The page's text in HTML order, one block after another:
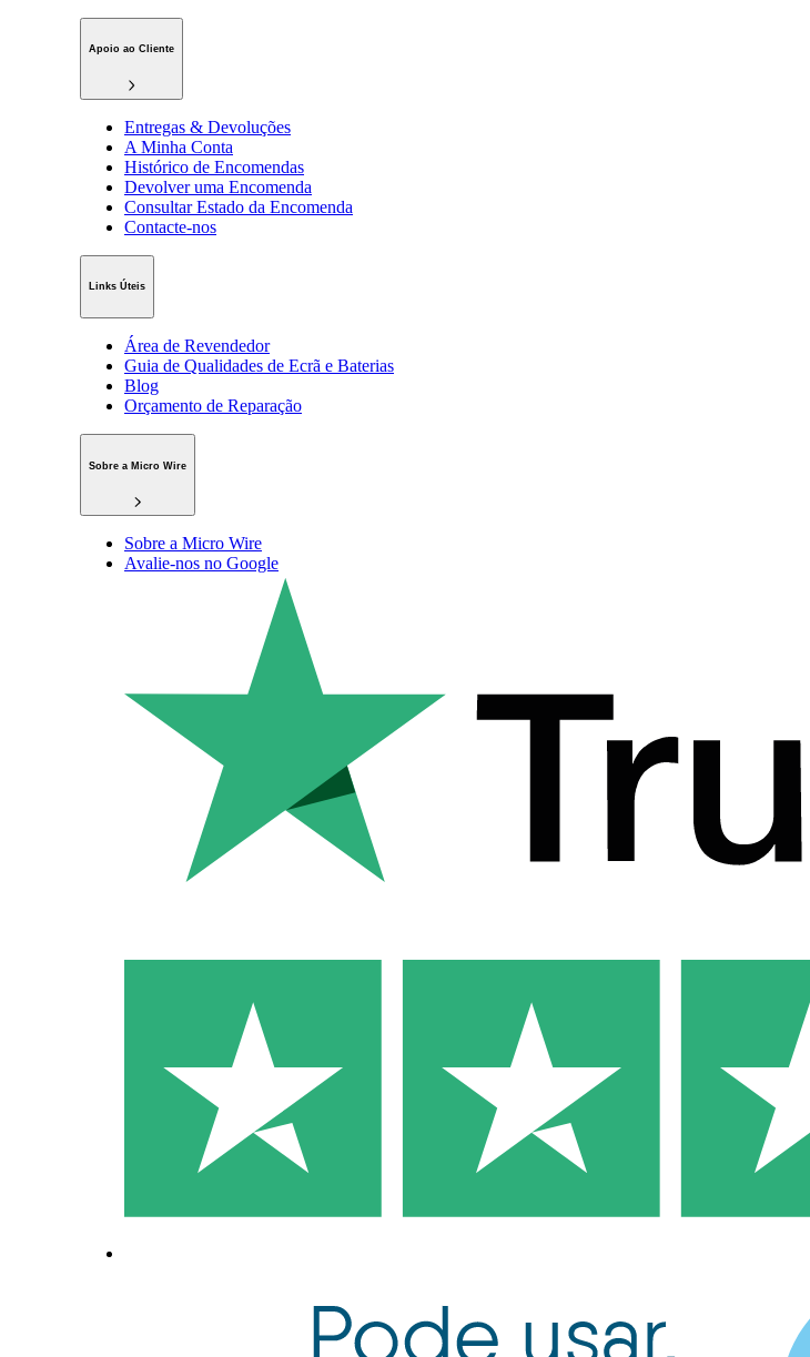
Apoio ao Cliente
Entregas & Devoluções
A Minha Conta
Histórico de Encomendas
Devolver uma Encomenda
Consultar Estado da Encomenda
Contacte-nos
Links Úteis
Área de Revendedor
Guia de Qualidades de Ecrã e Baterias
Blog
Orçamento de Reparação
Sobre a Micro Wire
Sobre a Micro Wire
Avalie-nos no Google